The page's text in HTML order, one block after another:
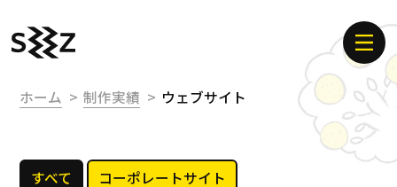
ホーム 制作実績 ウェブサイト
すべて コーポレートサイト